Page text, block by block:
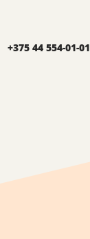
+375 44 554-01-01